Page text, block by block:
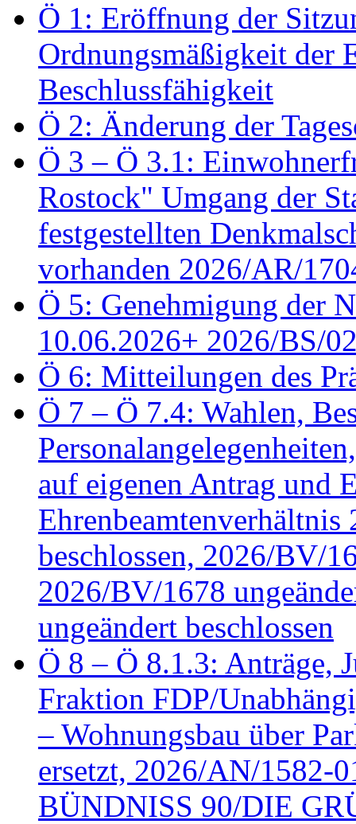
Ö 1: Eröffnung der
Ordnungsmäßigkeit der
Beschlussfähigkeit
Ö 2: Änderung der
Ö 3 – Ö 3.1:
Rostock" Umgang der
festgestellten
vorhanden 2026/AR/
Ö 5: Genehmigung der
10.06.2026+ 2026/BS/
Ö 6: Mitteilungen des
Ö 7 – Ö 7.4: Wahlen,
auf eigenen Antrag und
beschlossen, 2026/BV/
2026/BV/1678
ungeändert beschlossen
Ö 8 – Ö 8.1.3: Anträge,
Fraktion FDP/
– Wohnungsbau über
ersetzt, 2026/AN/1582-
BÜNDNISS 90/DIE